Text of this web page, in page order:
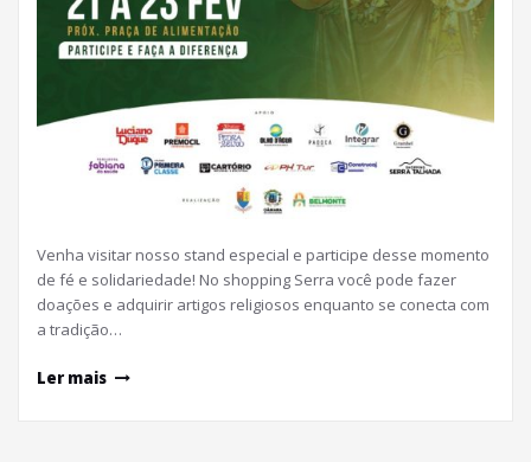
Venha visitar nosso stand especial e participe desse momento
de fé e solidariedade! No shopping Serra você pode fazer
doações e adquirir artigos religiosos enquanto se conecta com
a tradição…
Ler mais